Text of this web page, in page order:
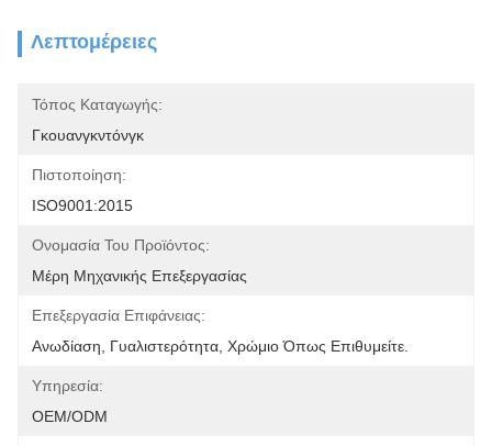
Λεπτομέρειες
Τόπος Καταγωγής:
Γκουανγκντόνγκ
Πιστοποίηση:
ISO9001:2015
Ονομασία Του Προϊόντος:
Μέρη Μηχανικής Επεξεργασίας
Επεξεργασία Επιφάνειας:
Ανωδίαση, Γυαλιστερότητα, Χρώμιο Όπως Επιθυμείτε.
Υπηρεσία:
OEM/ODM